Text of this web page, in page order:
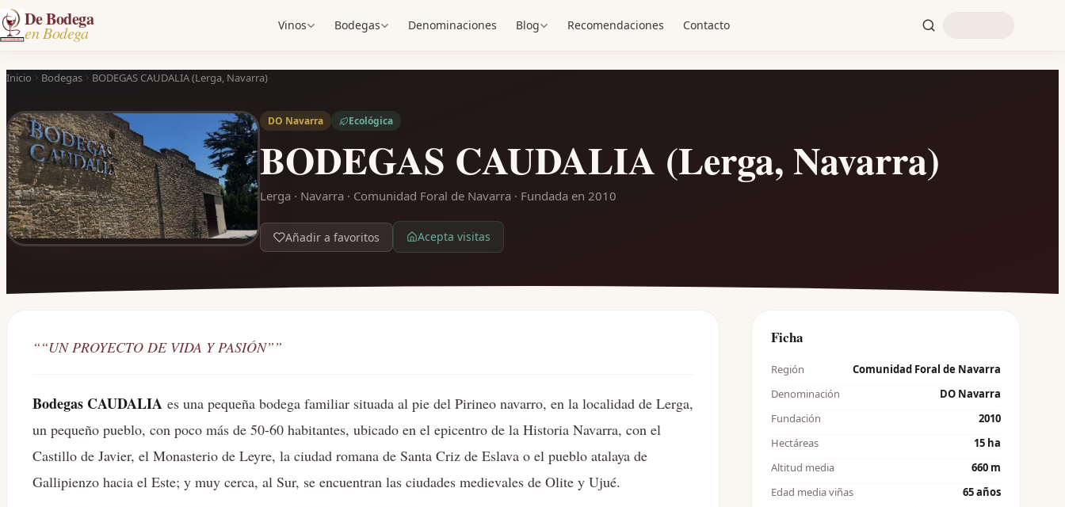
De Bodega
en Bodega Vinos Bodegas Denominaciones Blog Recomendaciones Contacto
Inicio Bodegas BODEGAS CAUDALIA (Lerga, Navarra)
DO Navarra Ecológica
BODEGAS CAUDALIA (Lerga, Navarra)
Lerga · Navarra · Comunidad Foral de Navarra · Fundada en 2010
Añadir a favoritos Acepta visitas
““UN PROYECTO DE VIDA Y PASIÓN””
Bodegas CAUDALIA es una pequeña bodega familiar situada al pie del Pirineo navarro, en la localidad de Lerga,
un pequeño pueblo, con poco más de 50-60 habitantes, ubicado en el epicentro de la Historia Navarra, con el
Castillo de Javier, el Monasterio de Leyre, la ciudad romana de Santa Criz de Eslava o el pueblo atalaya de
Gallipienzo hacia el Este; y muy cerca, al Sur, se encuentran las ciudades medievales de Olite y Ujué.
Ficha
Región
Comunidad Foral de Navarra
Denominación
DO Navarra
Fundación
2010
Hectáreas
15 ha
Altitud media
660 m
Edad media viñas
65 años